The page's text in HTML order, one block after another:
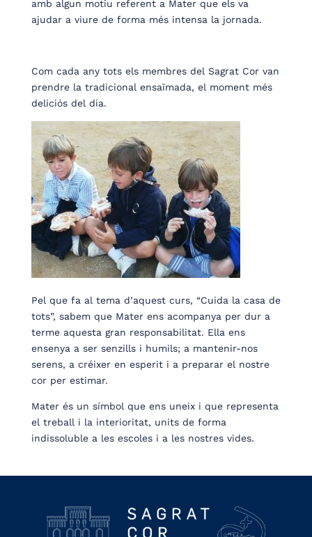
amb algun motiu referent a Mater que els va
ajudar a viure de forma més intensa la jornada.
Com cada any tots els membres del Sagrat Cor van
prendre la tradicional ensaïmada, el moment més
deliciós del dia.
Pel que fa al tema d’aquest curs, “Cuida la casa de
tots”, sabem que Mater ens acompanya per dur a
terme aquesta gran responsabilitat. Ella ens
ensenya a ser senzills i humils; a mantenir-nos
serens, a créixer en esperit i a preparar el nostre
cor per estimar.
Mater és un símbol que ens uneix i que representa
el treball i la interioritat, units de forma
indissoluble a les escoles i a les nostres vides.